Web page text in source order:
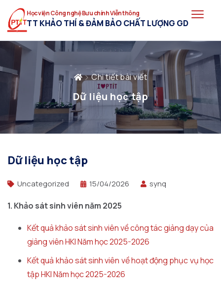
Học viện Công nghệ Bưu chính Viễn thông
TT KHẢO THÍ & ĐẢM BẢO CHẤT LƯỢNG GD
Chi tiết bài viết
Dữ liệu học tập
Dữ liệu học tập
Uncategorized 15/04/2026 synq
1. Khảo sát sinh viên năm 2025
Kết quả khảo sát sinh viên về công tác giảng dạy của
giảng viên HKI Năm học 2025-2026
Kết quả khảo sát sinh viên về hoạt động phục vụ học
tập HKI Năm học 2025-2026